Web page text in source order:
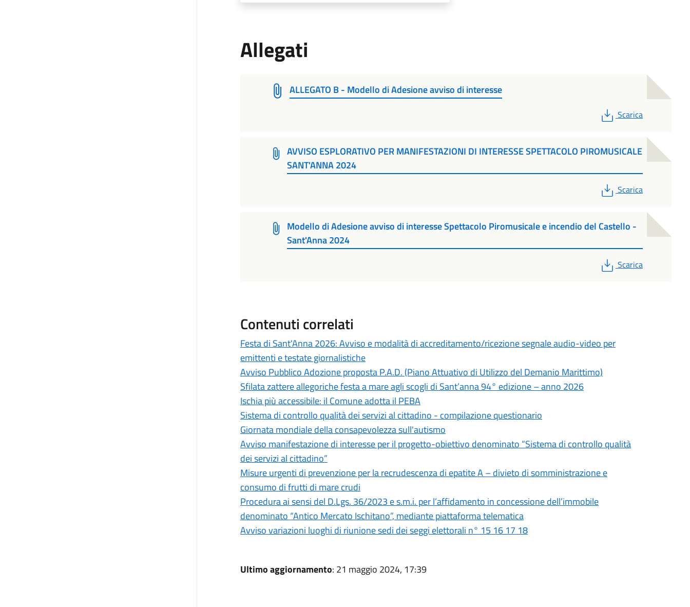
Allegati
ALLEGATO B - Modello di Adesione avviso di interesse
PDF
Scarica
AVVISO ESPLORATIVO PER MANIFESTAZIONI DI INTERESSE SPETTACOLO PIROMUSICALE
SANT'ANNA 2024
PDF
Scarica
Modello di Adesione avviso di interesse Spettacolo Piromusicale e incendio del Castello -
Sant'Anna 2024
PDF
Scarica
Contenuti correlati
Festa di Sant'Anna 2026: Avviso e modalità di accreditamento/ricezione segnale audio-video per
emittenti e testate giornalistiche
Avviso Pubblico Adozione proposta P.A.D. (Piano Attuativo di Utilizzo del Demanio Marittimo)
Sfilata zattere allegoriche festa a mare agli scogli di Sant’anna 94° edizione – anno 2026
Ischia più accessibile: il Comune adotta il PEBA
Sistema di controllo qualità dei servizi al cittadino - compilazione questionario
Giornata mondiale della consapevolezza sull'autismo
Avviso manifestazione di interesse per il progetto-obiettivo denominato “Sistema di controllo qualità
dei servizi al cittadino”
Misure urgenti di prevenzione per la recrudescenza di epatite A – divieto di somministrazione e
consumo di frutti di mare crudi
Procedura ai sensi del D.Lgs. 36/2023 e s.m.i. per l’affidamento in concessione dell’immobile
denominato “Antico Mercato Ischitano”, mediante piattaforma telematica
Avviso variazioni luoghi di riunione sedi dei seggi elettorali n° 15 16 17 18
Ultimo aggiornamento: 21 maggio 2024, 17:39